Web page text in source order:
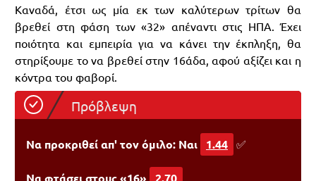
Καναδά, έτσι ως μία εκ των καλύτερων τρίτων θα
βρεθεί στη φάση των «32» απέναντι στις ΗΠΑ. Έχει
ποιότητα και εμπειρία για να κάνει την έκπληξη, θα
στηρίξουμε το να βρεθεί στην 16άδα, αφού αξίζει και η
κόντρα του φαβορί.
Πρόβλεψη
Να προκριθεί απ' τον όμιλο: Ναι 1.44 ✅
Να φτάσει στους «16» 2.70